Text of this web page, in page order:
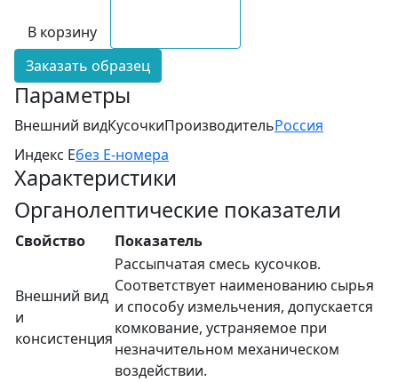
В корзину
Заказать образец
Параметры
Внешний видКусочкиПроизводительРоссия
Индекс Ебез Е-номера
Характеристики
Органолептические показатели
Свойство Показатель
Внешний вид
и
консистенция
Рассыпчатая смесь кусочков.
Соответствует наименованию сырья
и способу измельчения, допускается
комкование, устраняемое при
незначительном механическом
воздействии.